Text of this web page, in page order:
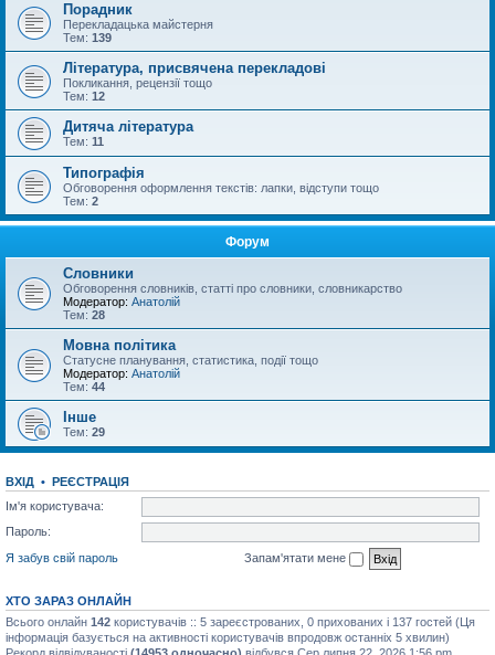
Порадник
Перекладацька майстерня
Тем: 139
Література, присвячена перекладові
Покликання, рецензії тощо
Тем: 12
Дитяча література
Тем: 11
Типографія
Обговорення оформлення текстів: лапки, відступи тощо
Тем: 2
Форум
Словники
Обговорення словників, статті про словники, словникарство
Модератор: Анатолій
Тем: 28
Мовна політика
Статусне планування, статистика, події тощо
Модератор: Анатолій
Тем: 44
Інше
Тем: 29
ВХІД • РЕЄСТРАЦІЯ
Ім'я користувача:
Пароль:
Я забув свій пароль
Запам'ятати мене
ХТО ЗАРАЗ ОНЛАЙН
Всього онлайн 142 користувачів :: 5 зареєстрованих, 0 прихованих і 137 гостей (Ця
інформація базується на активності користувачів впродовж останніх 5 хвилин)
Рекорд відвідуваності (14953 одночасно) відбувся Сер липня 22, 2026 1:56 pm